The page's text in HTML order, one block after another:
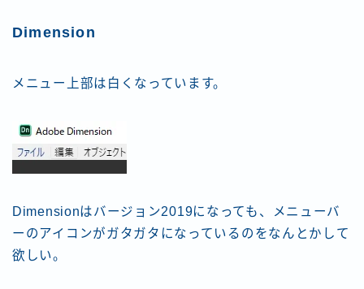
Dimension
メニュー上部は白くなっています。
Dimensionはバージョン2019になっても、メニューバ
ーのアイコンがガタガタになっているのをなんとかして
欲しい。